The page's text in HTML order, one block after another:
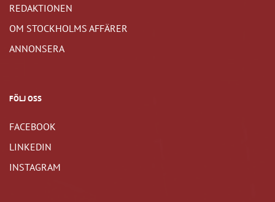
REDAKTIONEN
OM STOCKHOLMS AFFÄRER
ANNONSERA
FÖLJ OSS
FACEBOOK
LINKEDIN
INSTAGRAM